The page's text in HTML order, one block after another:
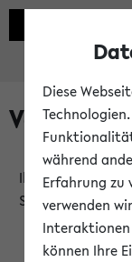
Verlauf
Ihr Verlauf ist
Sitzung füllen.
Diese
während
Erfahrung zu
verwenden
Interaktionen
können Ihre